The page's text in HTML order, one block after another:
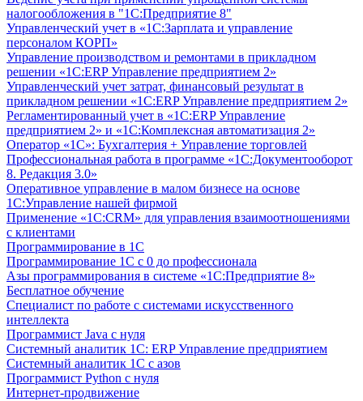
налогообложения в "1С:Предприятие 8"
Управленческий учет в «1C:Зарплата и управление
персоналом КОРП»
Управление производством и ремонтами в прикладном
решении «1С:ERP Управление предприятием 2»
Управленческий учет затрат, финансовый результат в
прикладном решении «1С:ERP Управление предприятием 2»
Регламентированный учет в «1С:ERP Управление
предприятием 2» и «1С:Комплексная автоматизация 2»
Оператор «1С»: Бухгалтерия + Управление торговлей
Профессиональная работа в программе «1С:Документооборот
8. Редакция 3.0»
Оперативное управление в малом бизнесе на основе
1С:Управление нашей фирмой
Применение «1С:CRM» для управления взаимоотношениями
с клиентами
Программирование в 1С
Программирование 1С с 0 до профессионала
Азы программирования в системе «1С:Предприятие 8»
Бесплатное обучение
Специалист по работе с системами искусственного
интеллекта
Программист Java с нуля
Системный аналитик 1С: ERP Управление предприятием
Системный аналитик 1С с азов
Программист Python с нуля
Интернет-продвижение